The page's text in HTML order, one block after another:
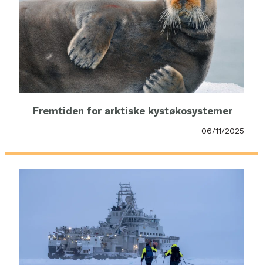
Fremtiden for arktiske kystøkosystemer
06/11/2025